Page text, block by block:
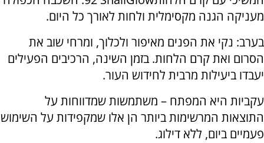
מעניקה הגנה מקסימלית ולחות לאורך כל היום.
בערב: נקי את הפנים מאיפור ולכלוך, ומרחי שוב את
הסרום ואת קרם הלחות. בזמן השינה, הרכיבים הפעילים
יעבדו ביעילות מרבית לחידוש העור.
עקביות היא המפתח – משתמשות שמדווחות על
התוצאות המרשימות ביותר הן אלו שמקפידות על השימוש
פעמיים ביום, ללא דילוג.